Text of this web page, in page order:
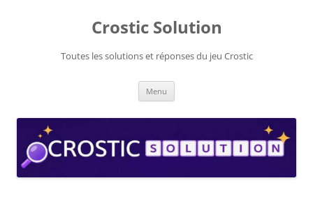
Crostic Solution
Toutes les solutions et réponses du jeu Crostic
Menu